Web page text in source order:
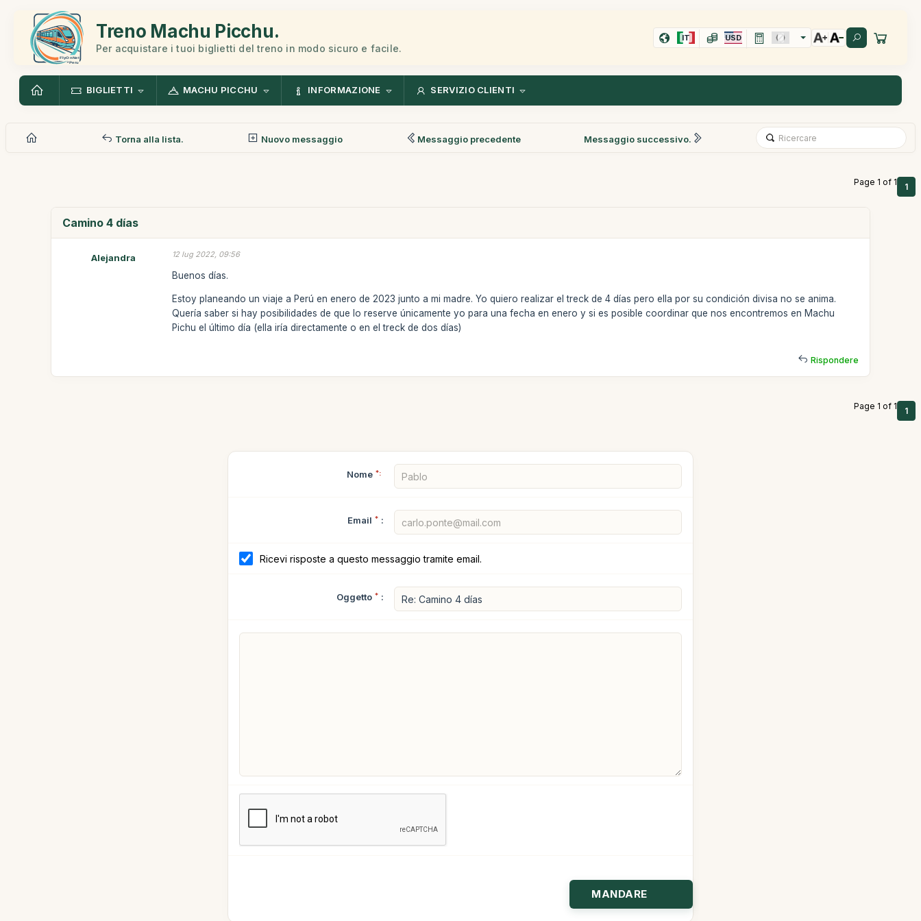
Treno Machu Picchu.
Per acquistare i tuoi biglietti del treno in modo sicuro e facile.
IT USD
BIGLIETTI MACHU PICCHU INFORMAZIONE SERVIZIO CLIENTI
Torna alla lista. Nuovo messaggio Messaggio precedente Messaggio successivo.
Page 1 of 1 1
Camino 4 días
Alejandra 12 lug 2022, 09:56
Buenos días.
Estoy planeando un viaje a Perú en enero de 2023 junto a mi madre. Yo quiero realizar el treck de 4 días pero ella por su condición divisa no se anima.
Quería saber si hay posibilidades de que lo reserve únicamente yo para una fecha en enero y si es posible coordinar que nos encontremos en Machu
Pichu el último día (ella iría directamente o en el treck de dos días)
Rispondere
Page 1 of 1 1
Nome *:
Email * :
Ricevi risposte a questo messaggio tramite email.
Oggetto * :